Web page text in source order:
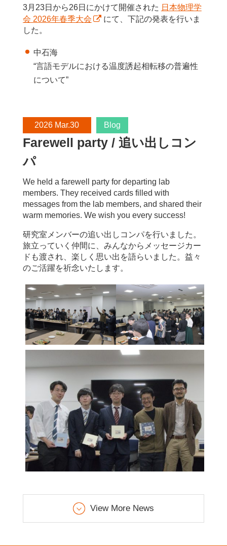
3月23日から26日にかけて開催された 日本物理学
会 2026年春季大会
にて、下記の発表を行いま
した。
中石海
“言語モデルにおける温度誘起相転移の普遍性
について”
2026 Mar.30 Blog
Farewell party / 追い出しコン
パ
We held a farewell party for departing lab
members. They received cards filled with
messages from the lab members, and shared their
warm memories. We wish you every success!
研究室メンバーの追い出しコンパを行いました。
旅立っていく仲間に、みんなからメッセージカー
ドも渡され、楽しく思い出を語らいました。益々
のご活躍を祈念いたします。
View More News